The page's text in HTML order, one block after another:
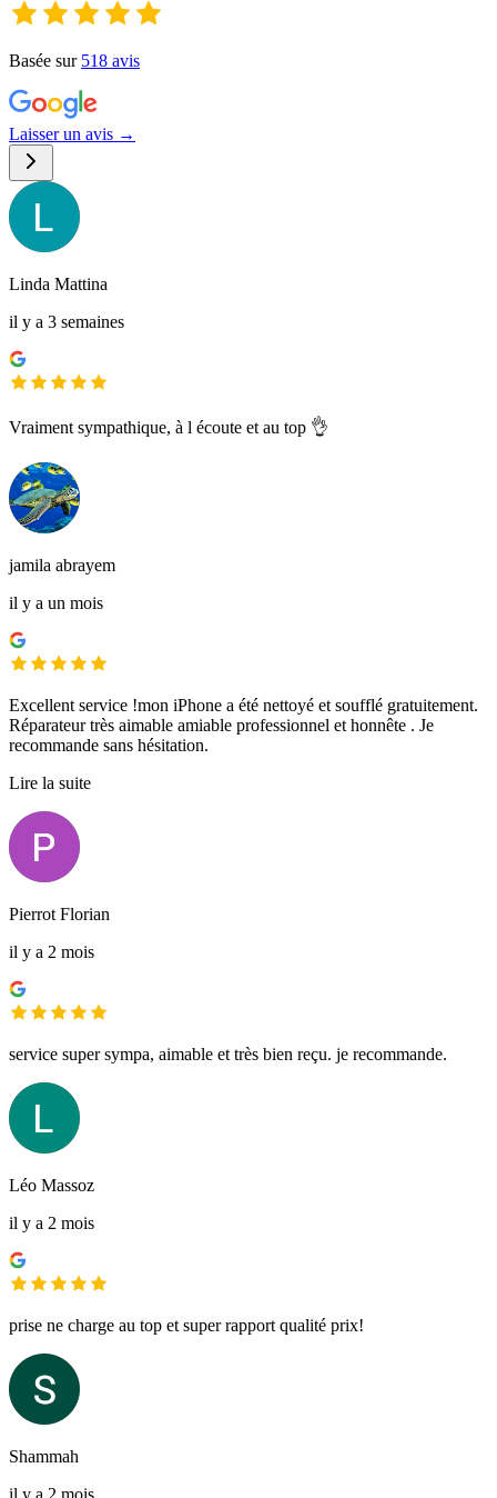
Basée sur 518 avis
Laisser un avis →
Linda Mattina
il y a 3 semaines
Vraiment sympathique, à l écoute et au top 👌
jamila abrayem
il y a un mois
Excellent service !mon iPhone a été nettoyé et soufflé gratuitement.
Réparateur très aimable amiable professionnel et honnête . Je
recommande sans hésitation.
Lire la suite
Pierrot Florian
il y a 2 mois
service super sympa, aimable et très bien reçu. je recommande.
Léo Massoz
il y a 2 mois
prise ne charge au top et super rapport qualité prix!
Shammah
il y a 2 mois